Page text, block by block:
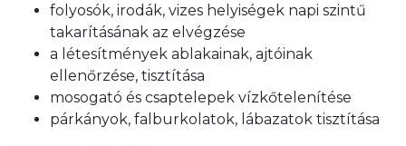
folyosók, irodák, vizes helyiségek napi szintű
takarításának az elvégzése
a létesítmények ablakainak, ajtóinak
ellenőrzése, tisztítása
mosogató és csaptelepek vízkőtelenítése
párkányok, falburkolatok, lábazatok tisztítása